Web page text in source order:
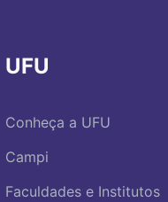
UFU
Conheça a UFU
Campi
Faculdades e Institutos